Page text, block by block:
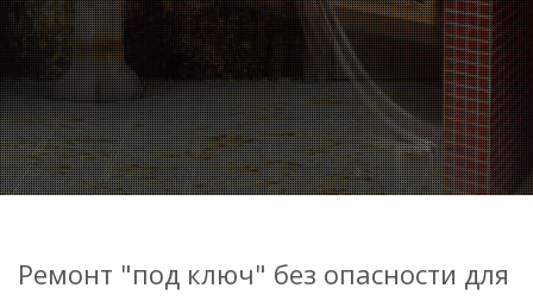
Ремонт "под ключ" без опасности для